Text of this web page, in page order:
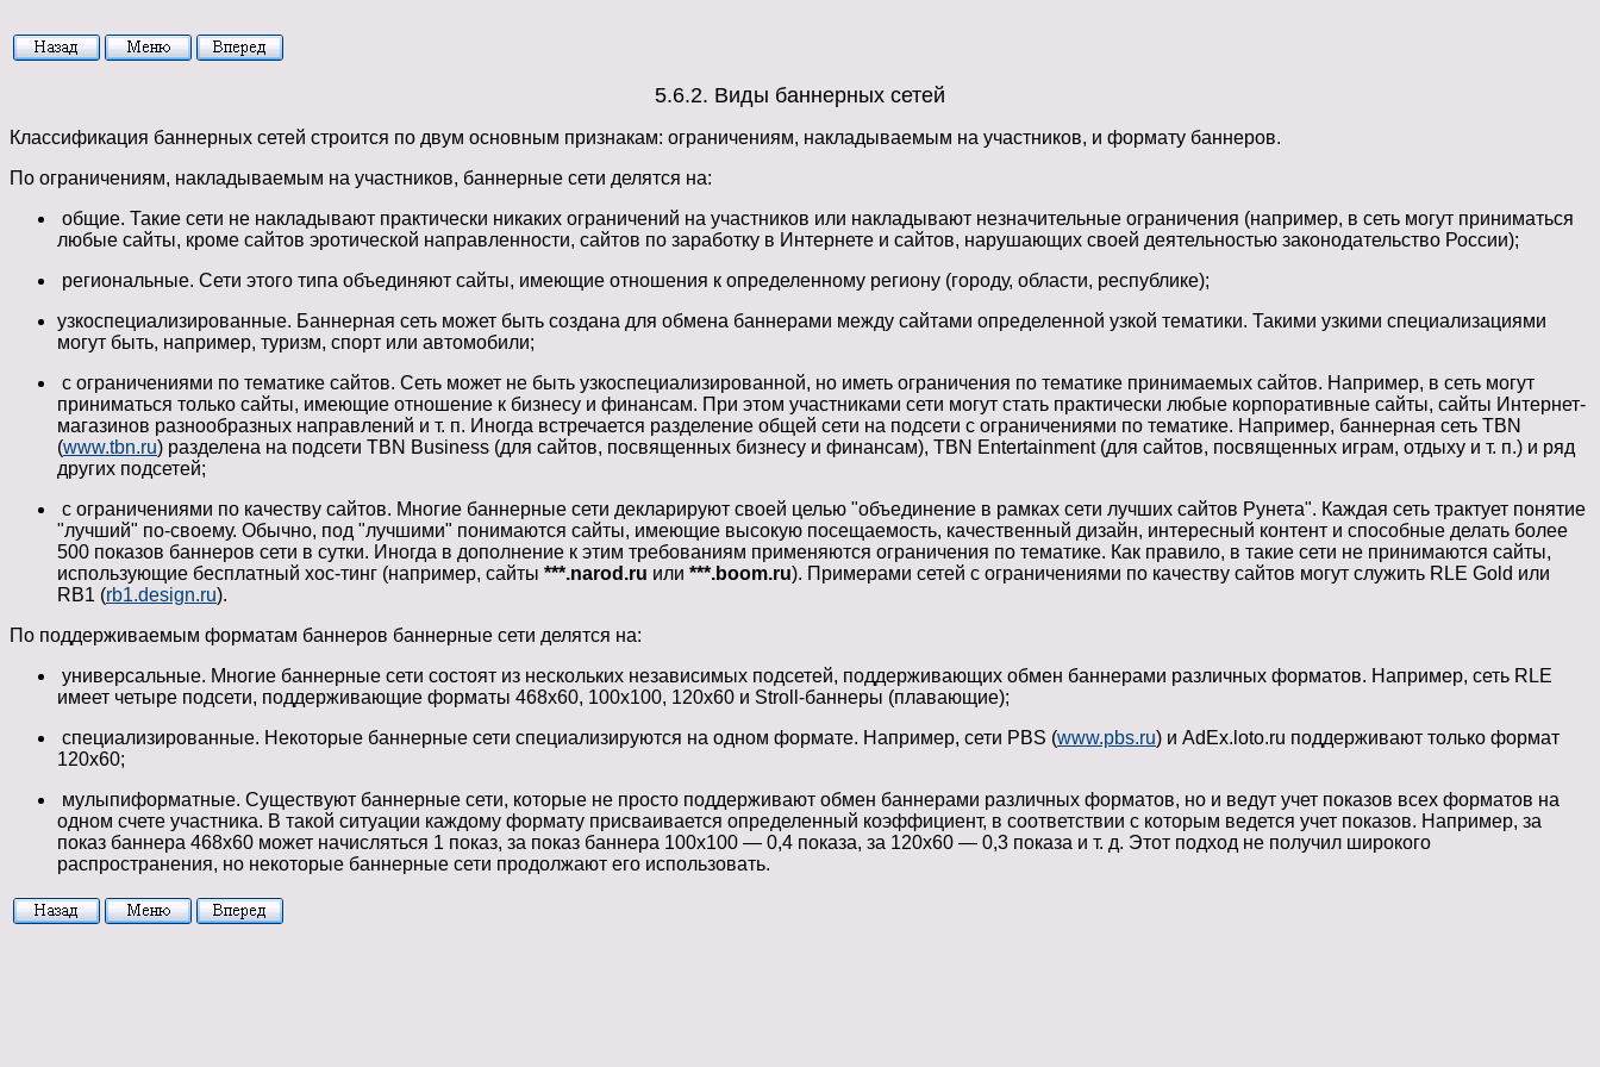
5.6.2. Виды баннерных сетей
Классификация баннерных сетей строится по двум основным признакам: ограничениям, накладываемым на участников, и формату баннеров.
По ограничениям, накладываемым на участников, баннерные сети делятся на:
общие. Такие сети не накладывают практически никаких ограничений на участников или накладывают незначительные ограничения (например, в сеть могут приниматься
любые сайты, кроме сайтов эротической направленности, сайтов по заработку в Интернете и сайтов, нарушающих своей деятельностью законодательство России);
региональные. Сети этого типа объединяют сайты, имеющие отношения к определенному региону (городу, области, республике);
узкоспециализированные. Баннерная сеть может быть создана для обмена баннерами между сайтами определенной узкой тематики. Такими узкими специализациями
могут быть, например, туризм, спорт или автомобили;
с ограничениями по тематике сайтов. Сеть может не быть узкоспециализированной, но иметь ограничения по тематике принимаемых сайтов. Например, в сеть могут
приниматься только сайты, имеющие отношение к бизнесу и финансам. При этом участниками сети могут стать практически любые корпоративные сайты, сайты Интернет-
магазинов разнообразных направлений и т. п. Иногда встречается разделение общей сети на подсети с ограничениями по тематике. Например, баннерная сеть TBN
(www.tbn.ru) разделена на подсети TBN Business (для сайтов, посвященных бизнесу и финансам), TBN Entertainment (для сайтов, посвященных играм, отдыху и т. п.) и ряд
других подсетей;
с ограничениями по качеству сайтов. Многие баннерные сети декларируют своей целью "объединение в рамках сети лучших сайтов Рунета". Каждая сеть трактует понятие
"лучший" по-своему. Обычно, под "лучшими" понимаются сайты, имеющие высокую посещаемость, качественный дизайн, интересный контент и способные делать более
500 показов баннеров сети в сутки. Иногда в дополнение к этим требованиям применяются ограничения по тематике. Как правило, в такие сети не принимаются сайты,
использующие бесплатный хос-тинг (например, сайты ***.narod.ru или ***.boom.ru). Примерами сетей с ограничениями по качеству сайтов могут служить RLE Gold или
RB1 (rb1.design.ru).
По поддерживаемым форматам баннеров баннерные сети делятся на:
универсальные. Многие баннерные сети состоят из нескольких независимых подсетей, поддерживающих обмен баннерами различных форматов. Например, сеть RLE
имеет четыре подсети, поддерживающие форматы 468x60, 100x100, 120x60 и Stroll-баннеры (плавающие);
специализированные. Некоторые баннерные сети специализируются на одном формате. Например, сети PBS (www.pbs.ru) и AdEx.loto.ru поддерживают только формат
120x60;
мулыпиформатные. Существуют баннерные сети, которые не просто поддерживают обмен баннерами различных форматов, но и ведут учет показов всех форматов на
одном счете участника. В такой ситуации каждому формату присваивается определенный коэффициент, в соответствии с которым ведется учет показов. Например, за
показ баннера 468x60 может начисляться 1 показ, за показ баннера 100x100 — 0,4 показа, за 120x60 — 0,3 показа и т. д. Этот подход не получил широкого
распространения, но некоторые баннерные сети продолжают его использовать.